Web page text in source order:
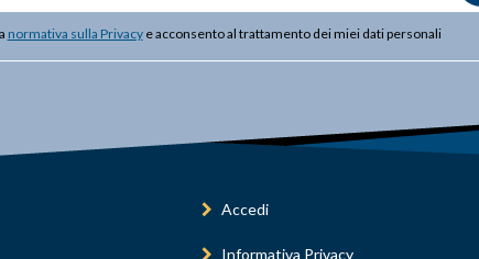
normativa sulla Privacye acconsento al trattamento dei miei dati personali
Accedi
Informativa Privacy